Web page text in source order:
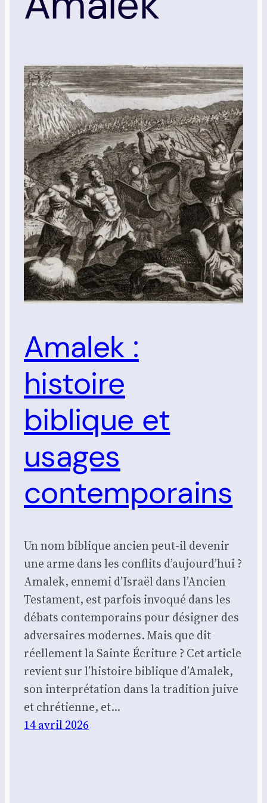
Amalek :
histoire
biblique et
usages
contemporains
Un nom biblique ancien peut-il devenir
une arme dans les conflits d’aujourd’hui ?
Amalek, ennemi d’Israël dans l’Ancien
Testament, est parfois invoqué dans les
débats contemporains pour désigner des
adversaires modernes. Mais que dit
réellement la Sainte Écriture ? Cet article
revient sur l’histoire biblique d’Amalek,
son interprétation dans la tradition juive
et chrétienne, et…
14 avril 2026